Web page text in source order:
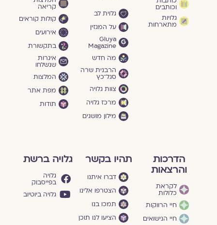
וכותבים
גלויות
מתארחות
גלוית לב
על המגזין
Gluya
Magazine
מה חדש
הרבנית שרה
סגל־כץ
צוות גלויה
מרכז גלויה
מילון מושגים
קריאה
קולות קוראים
אירועים
בתקשורת
איגרות
שנשלחו
המלצות
מפת אתר
תודות
הדרכות
והרצאות
לקראת
כלולות
חיי הרווקות
חיי הנישואים
תהיו בקשר
דברו איתנו
הצטרפו אלינו
תמכו בנו
הציעו לנו תוכן
גלויה ברשת
גלויה
בפייסבוק
גלויה ביוטיוב